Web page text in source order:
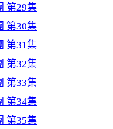
第29集
第30集
第31集
第32集
第33集
第34集
第35集